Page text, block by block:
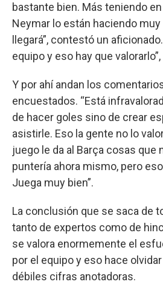
bastante bien. Más teniendo
Neymar lo están haciendo muy
llegará”, contestó un
equipo y eso hay que
Y por ahí andan los
encuestados. “Está
de hacer goles sino de crear
asistirle. Eso la gente no lo
juego le da al Barça cosas que
puntería ahora mismo, pero
Juega muy bien”.
La conclusión que se saca de
tanto de expertos como de
se valora enormemente el
por el equipo y eso hace
débiles cifras anotadoras.